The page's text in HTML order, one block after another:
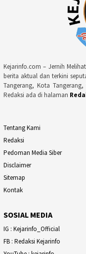
Kejarinfo.com – Jernih
berita aktual dan terkini
Tangerang, Kota
Redaksi ada di halaman
Tentang Kami
Redaksi
Pedoman Media Siber
Disclaimer
Sitemap
Kontak
SOSIAL MEDIA
IG : Kejarinfo_Official
FB : Redaksi Kejarinfo